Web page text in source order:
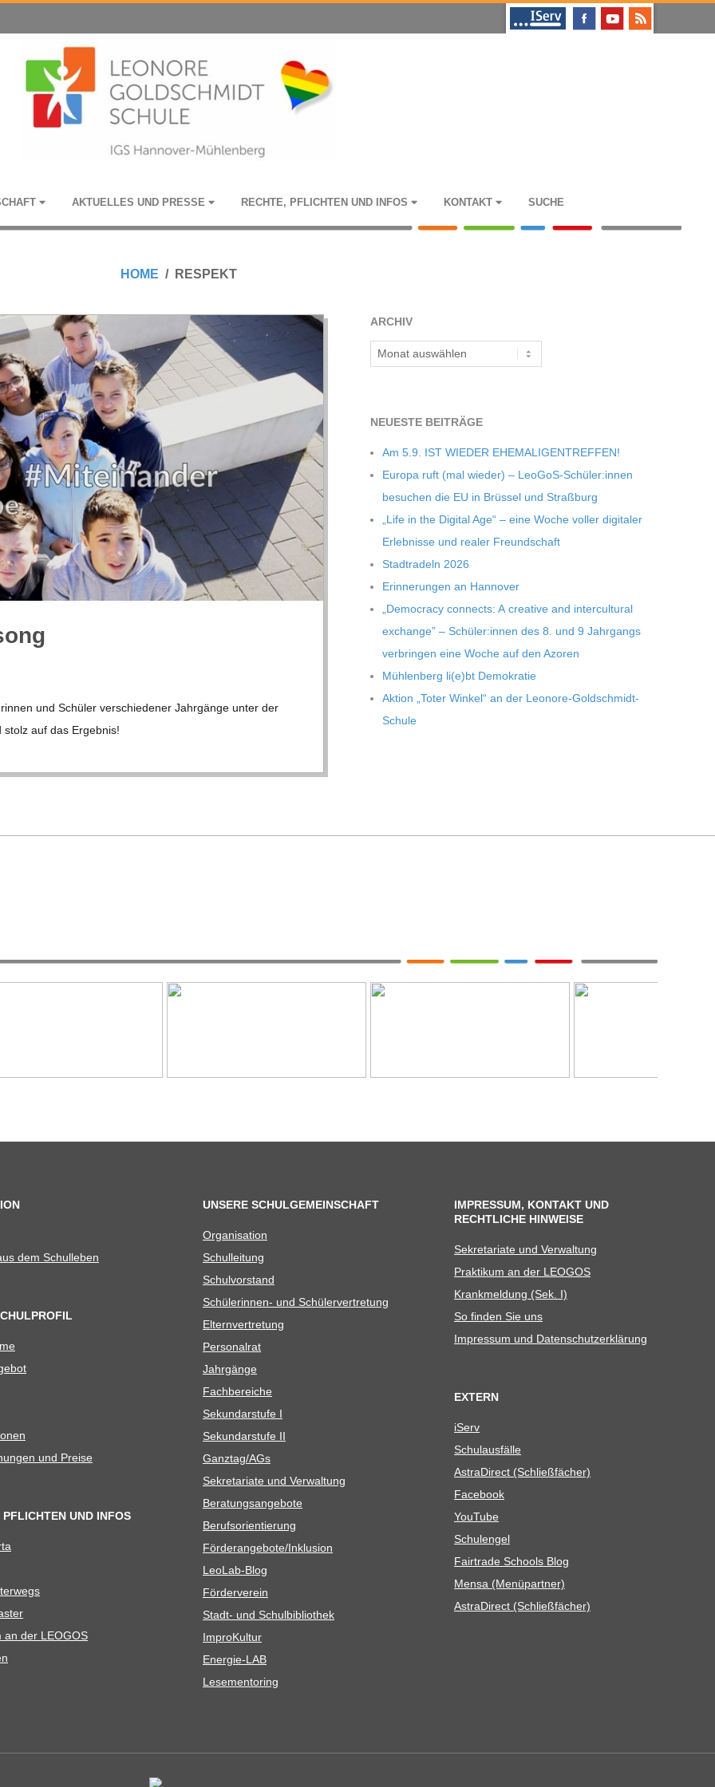
AKTU­EL­LES UND PRESSE RECHTE, PFLICH­TEN UND INFOS KON­TAKT SUCHE
HOME RESPEKT
und Schü­ler ver­schie­de­ner Jahr­gänge unter der
stolz auf das Ergeb­nis!
ARCHIV
Archiv
NEU­ESTE BEITRÄGE
Am 5.9. IST WIEDER EHEMALIGENTREFFEN!
Europa ruft (mal wie­der) – LeoGoS-Schüler:innen
besu­chen die EU in Brüs­sel und Straßburg
„Life in the Digi­tal Age“ – eine Woche vol­ler digi­ta­ler
Erleb­nisse und rea­ler Freundschaft
Stadt­ra­deln 2026
Erin­ne­run­gen an Hannover
„Demo­cracy con­nects: A crea­tive and inter­cul­tu­ral
exch­ange” – Schüler:innen des 8. und 9 Jahr­gangs
ver­brin­gen eine Woche auf den Azoren
Müh­len­berg li(e)bt Demokratie
Aktion „Toter Win­kel“ an der Leonore-Goldschmidt-
Schule
dem Schulleben
und Preise
PFLICHTEN UND INFOS
an der LEOGOS
UNSERE SCHULGEMEINSCHAFT
Orga­ni­sa­tion
Schul­lei­tung
Schul­vor­stand
Schü­le­rin­nen- und Schülervertretung
Eltern­ver­tre­tung
Per­so­nal­rat
Jahr­gänge
Fach­be­rei­che
Sekun­dar­stufe I
Sekun­dar­stufe II
Ganztag/​​AGs
Sekre­ta­riate und Verwaltung
Bera­tungs­an­ge­bote
Berufs­ori­en­tie­rung
Förderangebote/​​Inklusion
Leo­Lab-Blog
För­der­ver­ein
Stadt- und Schulbibliothek
Impro­Kul­tur
Ener­­gie-LAB
Lese­men­to­ring
IMPRESSUM, KONTAKT UND
RECHTLICHE HINWEISE
Sekre­ta­riate und Verwaltung
Prak­ti­kum an der LEOGOS
Krank­mel­dung (Sek. I)
So fin­den Sie uns
Impres­sum und Datenschutzerklärung
EXTERN
iServ
Schul­aus­fälle
Astra­Di­rect (Schließ­fä­cher)
Face­book
You­Tube
Schul­en­gel
Fair­trade Schools Blog
Mensa (Menü­part­ner)
Astra­Di­rect (Schließ­fä­cher)